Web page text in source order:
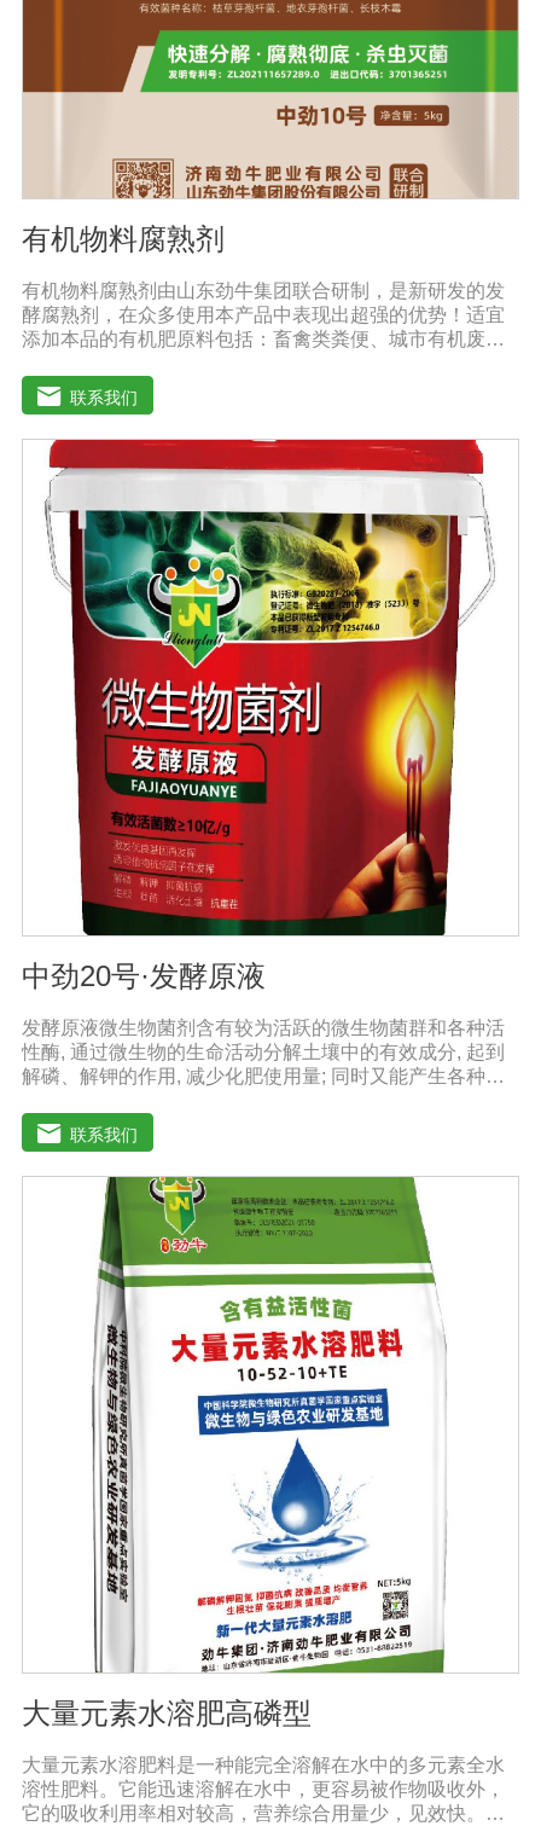
有机物料腐熟剂
有机物料腐熟剂由山东劲牛集团联合研制，是新研发的发
酵腐熟剂，在众多使用本产品中表现出超强的优势！适宜
添加本品的有机肥原料包括：畜禽类粪便、城市有机废弃
工废弃料（蔗糖泥、果渣、茶渣、蘑菇渣、酒糟、中草药
残渣、糠醛渣、农作物秸杆等）。【功效特点】1、本产品
适应性广，升温速度快，分解能力强，除臭效果彻底。2、
起温快在温度0℃以上时, 2天温度可升至60℃以上。可充
分分解畜禽类粪便中产生臭味的有机硫化物、有机氨化物
等, 升温后2-3天, 臭味大幅减低。3、发酵周期短15-20天即
可达到基本腐熟状态。4、发酵过程高温(60℃-70℃)持久
能杀灭发酵物中的病菌、虫卵、杂草种子。5、堆肥总养分
损失少, 腐殖质含量高, 钾元素含量增高明显。【用法用
量】 本品1公斤可发酵2-3吨物料。使用时先将发酵剂与稻
糠或玉米面或者干的发酵物料湿均匀, 后掺入发酵物中, 混
匀, 堆成堆(夏天堆高控制在0. 6-1米之间, 冬季0. 8-1. 6米之
间, 并用薄膜或草帘覆盖, 待内部温度升到25℃时, 将覆盖
物揭开)。待温度升到45℃(冬季温度升到55C)以上 时开始
一次翻堆, 以后每当堆温达到60℃以上时需进行翘堆, 15-
20天即可达到基本腐熟状态。
联系我们
中劲20号·发酵原液
发酵原液微生物菌剂含有较为活跃的微生物菌群和各种活
性酶, 通过微生物的生命活动分解土壤中的有效成分, 起到
解磷、解钾的作用, 减少化肥使用量; 同时又能产生各种农
刺激调节植物生长; 并且能产生抗生素、系统防卫酶等多种
物质, 可以抑制细菌或真菌性病害或诱导系统抗性, 间接达
到促进植物生长的作用。【产品功能】1、改善土填养分疏
松土壤, 提高土壤通透性和保水保肥能力, 增加土壤有机质
防止板结, 有效解决因连工连作、重茬等原因造成的减产问
题。2、解磷解钾、提高化肥利用率有效菌能分解土壤中的
有机质, 减少氨肥的流失; 其中解钾解磷菌能将土壤中固化
的化学钾肥、化学磷肥分解转化为速效钾、速效磷。3、改
善作物品质使用菌剂后, 作物中的蛋白质、糖分、氮基酸、
维生素等有益成分含量有所提高, 起到改善作物品质的作
用。4、增强作物的抗逆性能、提高产量分泌赤霉素、细胞
分裂素、生长素等活性物质, 刺激、调节、促进作物的生长
发育, 增强农作物的抗逆性能, 有利于农作物的增产5、预
防、抑制细菌、真菌性病害如:小麦根腐病、镰刀菌、姜腐
病、黄萎病、灰葡萄孢、香蕉与棉花等枯萎病。
联系我们
大量元素水溶肥高磷型
大量元素水溶肥料是一种能完全溶解在水中的多元素全水
溶性肥料。它能迅速溶解在水中，更容易被作物吸收外，
它的吸收利用率相对较高，营养综合用量少，见效快。用